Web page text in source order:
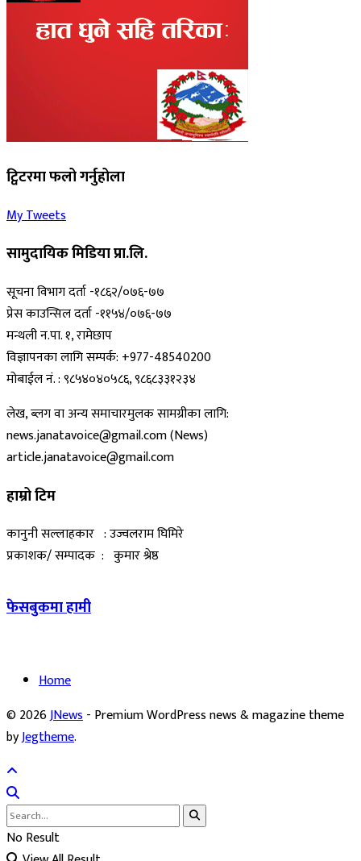
ट्विटरमा फलो गर्नुहोला
My Tweets
सामुदायिक मिडिया प्रा.लि.
सूचना विभाग दर्ता -१८६२/०७६-७७
प्रेस काउन्सिल दर्ता -११५४/०७६-७७
मन्थली न.पा. १, रामेछाप
विज्ञापनका लागि सम्पर्क: +977-48540200
मोबाईल नं. : ९८५४०४०५८६, ९८६८३३१२३४
लेख, ब्लग वा अन्य समाचारमुलक सामग्रीका लागि:
news.janatavoice@gmail.com (News)
article.janatavoice@gmail.com
हाम्रो टिम
कानुनी सल्लाहकार : उज्वलराम घिमिरे
प्रकाशक/ सम्पादक : कुमार श्रेष्ठ
फेसबुकमा हामी
Home
© 2026JNews- Premium WordPress news & magazine theme
byJegtheme.
No Result